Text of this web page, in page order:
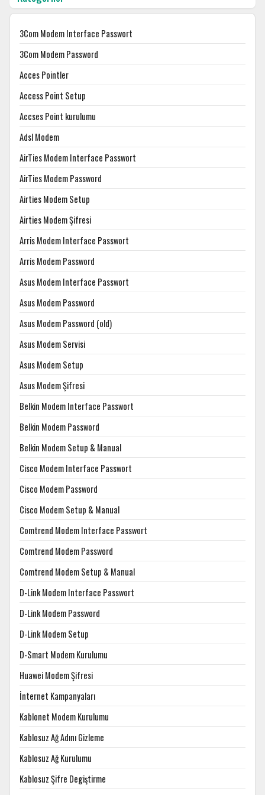
3Com Modem Interface Passwort
3Com Modem Password
Acces Pointler
Access Point Setup
Accses Point kurulumu
Adsl Modem
AirTies Modem Interface Passwort
AirTies Modem Password
Airties Modem Setup
Airties Modem Şifresi
Arris Modem Interface Passwort
Arris Modem Password
Asus Modem Interface Passwort
Asus Modem Password
Asus Modem Password (old)
Asus Modem Servisi
Asus Modem Setup
Asus Modem Şifresi
Belkin Modem Interface Passwort
Belkin Modem Password
Belkin Modem Setup & Manual
Cisco Modem Interface Passwort
Cisco Modem Password
Cisco Modem Setup & Manual
Comtrend Modem Interface Passwort
Comtrend Modem Password
Comtrend Modem Setup & Manual
D-Link Modem Interface Passwort
D-Link Modem Password
D-Link Modem Setup
D-Smart Modem Kurulumu
Huawei Modem Şifresi
İnternet Kampanyaları
Kablonet Modem Kurulumu
Kablosuz Ağ Adını Gizleme
Kablosuz Ağ Kurulumu
Kablosuz Şifre Degiştirme